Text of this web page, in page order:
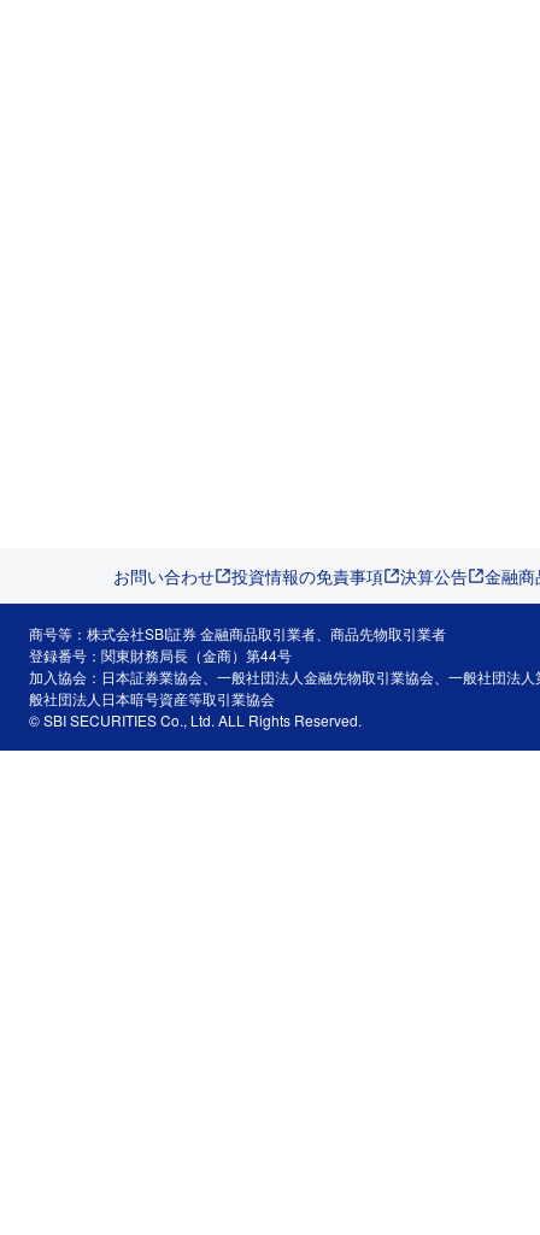
お問い合わせ 投資情報の免責事項 決算公告 金融
商号等：株式会社SBI証券 金融商品取引業者、商品先物取引業者
登録番号：関東財務局長（金商）第44号
加入協会：日本証券業協会、一般社団法人金融先物取引業協会、一般社団法
般社団法人日本暗号資産等取引業協会
© SBI SECURITIES Co., Ltd. ALL Rights Reserved.